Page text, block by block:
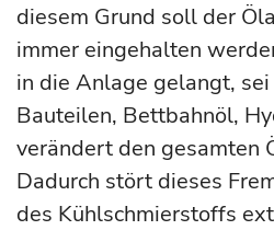
diesem Grund soll der
immer eingehalten
in die Anlage gelangt,
Bauteilen, Bettbahnöl,
verändert den gesamten
Dadurch stört dieses
des Kühlschmierstoffs